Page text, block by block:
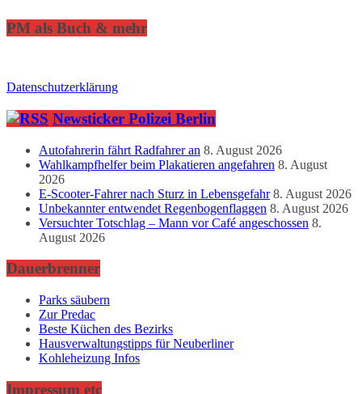
PM als Buch & mehr
Datenschutzerklärung
Newsticker Polizei Berlin
Autofahrerin fährt Radfahrer an 8. August 2026
Wahlkampfhelfer beim Plakatieren angefahren 8. August
2026
E-Scooter-Fahrer nach Sturz in Lebensgefahr 8. August 2026
Unbekannter entwendet Regenbogenflaggen 8. August 2026
Versuchter Totschlag – Mann vor Café angeschossen 8.
August 2026
Dauerbrenner
Parks säubern
Zur Predac
Beste Küchen des Bezirks
Hausverwaltungstipps für Neuberliner
Kohleheizung Infos
Impressum etc